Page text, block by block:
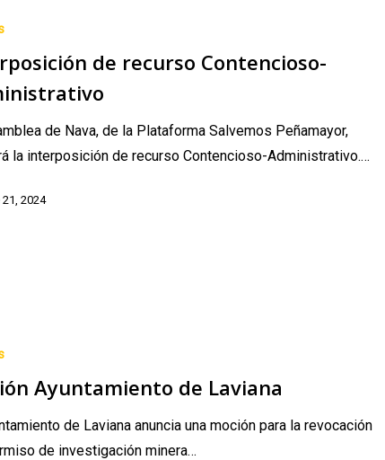
de recurso Contencioso-
de Nava, de la Plataforma Salvemos Peñamayor,
la interposición de recurso Contencioso-Administrativo.…
2024
Ayuntamiento de Laviana
de Laviana anuncia una moción para la revocación
de investigación minera…